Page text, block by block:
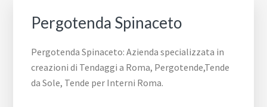
Pergotenda Spinaceto
Pergotenda Spinaceto: Azienda specializzata in
creazioni di Tendaggi a Roma, Pergotende,Tende
da Sole, Tende per Interni Roma.